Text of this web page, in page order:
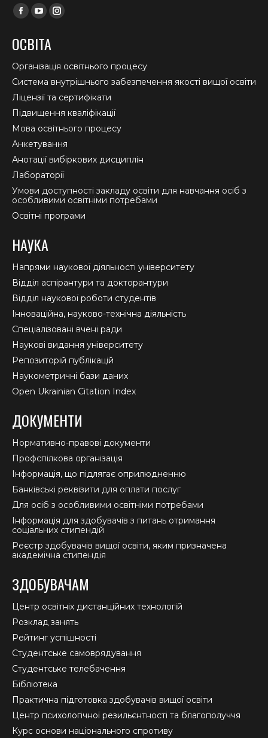
Find us on:
Facebook
opens
in
new
window
YouTube
opens
in
new
window
Instagram
in
new
window
ОСВІТА
Організація освітнього процесу
Система внутрішнього забезпечення якості вищої освіти
Ліцензії та сертифікати
Підвищення кваліфікації
Мова освітнього процесу
Анкетування
Анотації вибіркових дисциплін
Лабораторії
Умови доступності закладу освіти для навчання осіб з
особливими освітніми потребами
Освітні програми
НАУКА
Напрями наукової діяльності університету
Відділ аспірантури та докторантури
Відділ наукової роботи студентів
Інноваційна, науково-технічна діяльність
Спеціалізовані вчені ради
Наукові видання університету
Репозиторій публікацій
Наукометричні бази даних
Open Ukrainian Citation Index
ДОКУМЕНТИ
Нормативно-правові документи
Профспілкова організація
Інформація, що підлягає оприлюдненню
Банківські реквізити для оплати послуг
Для осіб з особливими освітніми потребами
Інформація для здобувачів з питань отримання
соціальних стипендій
Реєстр здобувачів вищої освіти, яким призначена
академічна стипендія
ЗДОБУВАЧАМ
Центр освітніх дистанційних технологій
Розклад занять
Рейтинг успішності
Студентське самоврядування
Студентське телебачення
Бібліотека
Практична підготовка здобувачів вищої освіти
Центр психологічної резильєнтності та благополуччя
Курс основи національного спротиву